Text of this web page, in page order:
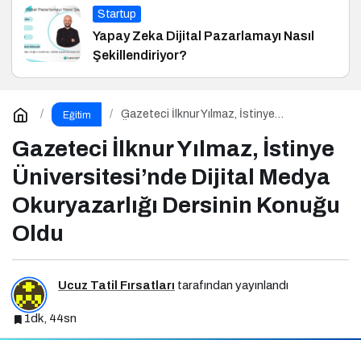
Startup
Yapay Zeka Dijital Pazarlamayı Nasıl
Şekillendiriyor?
Eğitim
Gazeteci İlknur Yılmaz, İstinye
Dersinin Konuğu Oldu
Gazeteci İlknur Yılmaz, İstinye
Üniversitesi’nde Dijital Medya
Okuryazarlığı Dersinin Konuğu
Oldu
Ucuz Tatil Fırsatları tarafından yayınlandı
1dk, 44sn